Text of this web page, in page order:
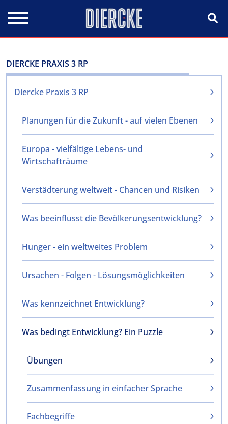
DIERCKE PRAXIS 3 RP
Diercke Praxis 3 RP
Planungen für die Zukunft - auf vielen Ebenen
Europa - vielfältige Lebens- und
Wirtschafträume
Verstädterung weltweit - Chancen und Risiken
Was beeinflusst die Bevölkerungsentwicklung?
Hunger - ein weltweites Problem
Ursachen - Folgen - Lösungsmöglichkeiten
Was kennzeichnet Entwicklung?
Was bedingt Entwicklung? Ein Puzzle
Übungen
Zusammenfassung in einfacher Sprache
Fachbegriffe